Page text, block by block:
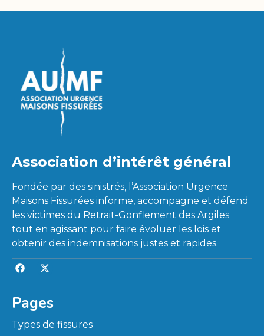
Association d’intérêt général
Fondée par des sinistrés, l’Association Urgence
Maisons Fissurées informe, accompagne et défend
les victimes du Retrait-Gonflement des Argiles
tout en agissant pour faire évoluer les lois et
obtenir des indemnisations justes et rapides.
Pages
Types de fissures